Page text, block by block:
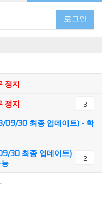
로그인
정지
정지 3
09/30 최종 업데이트) - 학
30 최종 업데이트)
2